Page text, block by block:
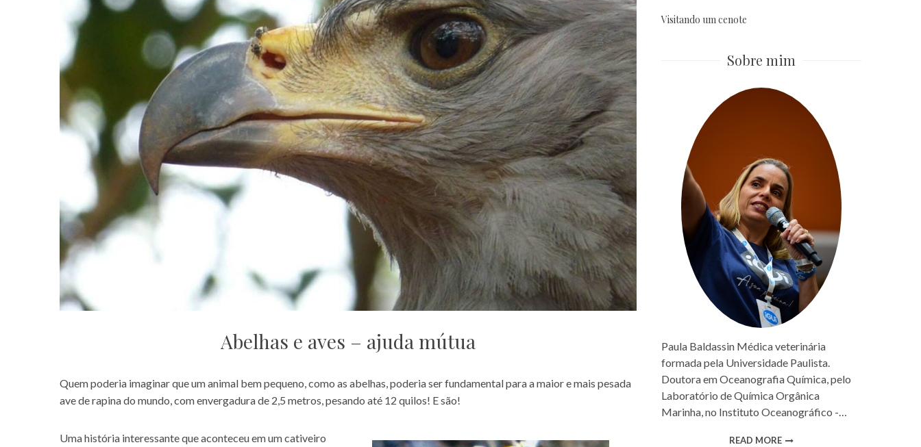
Abelhas e aves – ajuda mútua
Quem poderia imaginar que um animal bem pequeno, como as abelhas, poderia ser fundamental para a maior e mais pesada
ave de rapina do mundo, com envergadura de 2,5 metros, pesando até 12 quilos! E são!
Uma história interessante que aconteceu em um cativeiro
Visitando um cenote
Sobre mim
Paula Baldassin Médica veterinária
formada pela Universidade Paulista.
Doutora em Oceanografia Química, pelo
Laboratório de Química Orgânica
Marinha, no Instituto Oceanográfico -…
READ MORE